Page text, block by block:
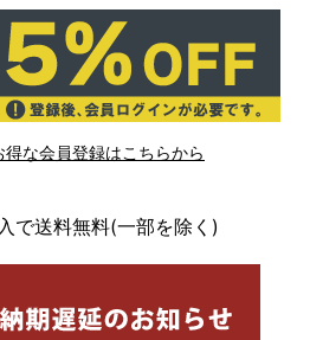
な会員登録はこちらから
で送料無料(一部を除く)